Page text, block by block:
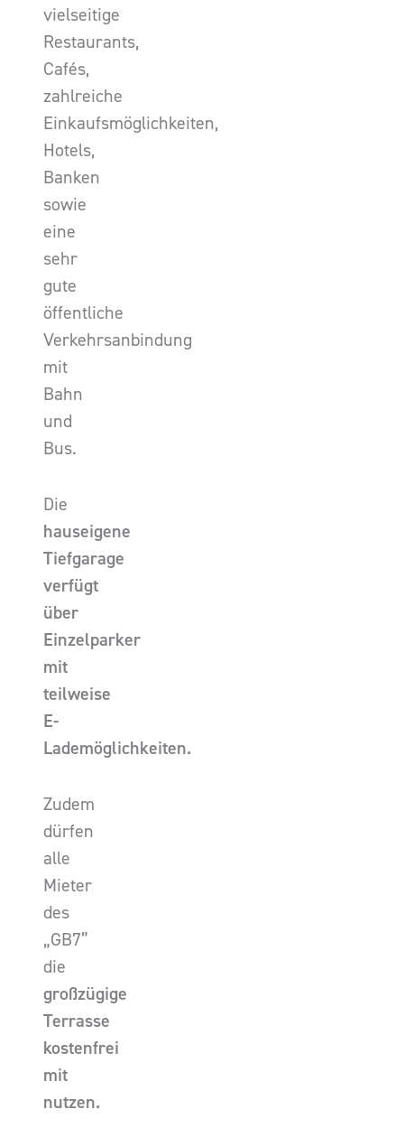
vielseitige
Restaurants,
Cafés,
zahlreiche
Einkaufsmöglichkeiten,
Hotels,
Banken
sowie
eine
sehr
gute
öffentliche
Verkehrsanbindung
mit
Bahn
und
Bus.
Die
hauseigene
Tiefgarage
verfügt
über
Einzelparker
mit
teilweise
E-
Lademöglichkeiten.
Zudem
dürfen
alle
Mieter
des
„GB7”
die
großzügige
Terrasse
kostenfrei
mit
nutzen.